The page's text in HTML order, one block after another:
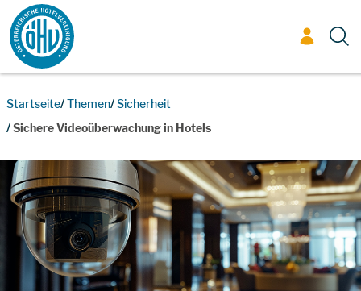
Zum Inhalt
Startseite Themen Sicherheit
Sichere Videoüberwachung in Hotels